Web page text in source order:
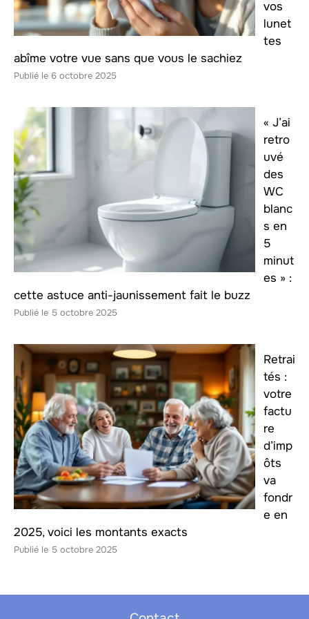
vos
lunet
tes
abîme votre vue sans que vous le sachiez
6 octobre 2025
« J’ai
retro
uvé
des
WC
blanc
s en
5
minut
es » :
cette astuce anti-jaunissement fait le buzz
5 octobre 2025
Retrai
tés :
votre
factu
re
d’imp
ôts
va
fondr
e en
2025, voici les montants exacts
5 octobre 2025